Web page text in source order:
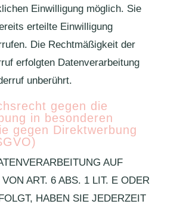
Einwilligung möglich. Sie
erteilte Einwilligung
Die Rechtmäßigkeit der
erfolgten Datenverarbeitung
unberührt.
gegen die
in besonderen
gegen Direktwerbung
AUF
ART. 6 ABS. 1 LIT. E ODER
HABEN SIE JEDERZEIT